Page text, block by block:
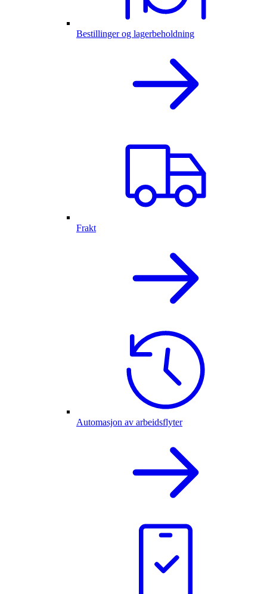
Bestillinger og lagerbeholdning
Frakt
Automasjon av arbeidsflyter